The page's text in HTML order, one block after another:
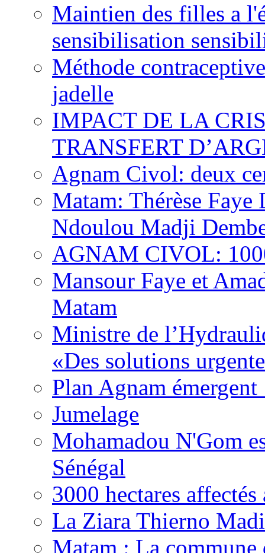
Maintien des filles a
sensibilisation
Méthode
jadelle
IMPACT DE LA
TRANSFERT
Agnam Civol: deux
Matam: Thérèse
Ndoulou Madji
AGNAM CIVOL:
Mansour Faye et
Matam
Ministre de
«Des solutions
Plan Agnam
Jumelage
Mohamadou N'Gom
Sénégal
3000 hectares
La Ziara Thierno
Matam : La